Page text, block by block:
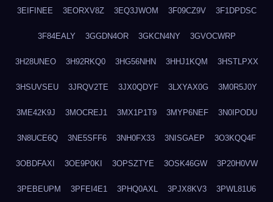
3EIFINEE 3EORXV8Z 3EQ3JWOM 3F09CZ9V 3F1DPDSC
3F84EALY 3GGDN4OR 3GKCN4NY 3GVOCWRP
3H28UNEO 3H92RKQ0 3HG56NHN 3HHJ1KQM 3HSTLPXX
3HSUVSEU 3JRQV2TE 3JX0QDYF 3LXYAX0G 3M0R5J0Y
3ME42K9J 3MOCREJ1 3MX1P1T9 3MYP6NEF 3N0IPODU
3N8UCE6Q 3NE5SFF6 3NH0FX33 3NISGAEP 3O3KQQ4F
3OBDFAXI 3OE9P0KI 3OPSZTYE 3OSK46GW 3P20H0VW
3PEBEUPM 3PFEI4E1 3PHQ0AXL 3PJX8KV3 3PWL81U6